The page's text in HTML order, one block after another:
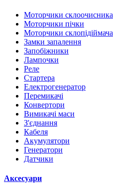
Моторчики склоочисника
Моторчики пічки
Моторчики склопідіймача
Замки запалення
Запобіжники
Лампочки
Реле
Стартера
Електрогенератор
Перемикачі
Конвертори
Вимикачі маси
З'єднання
Кабеля
Акумулятори
Генератори
Датчики
Аксесуари